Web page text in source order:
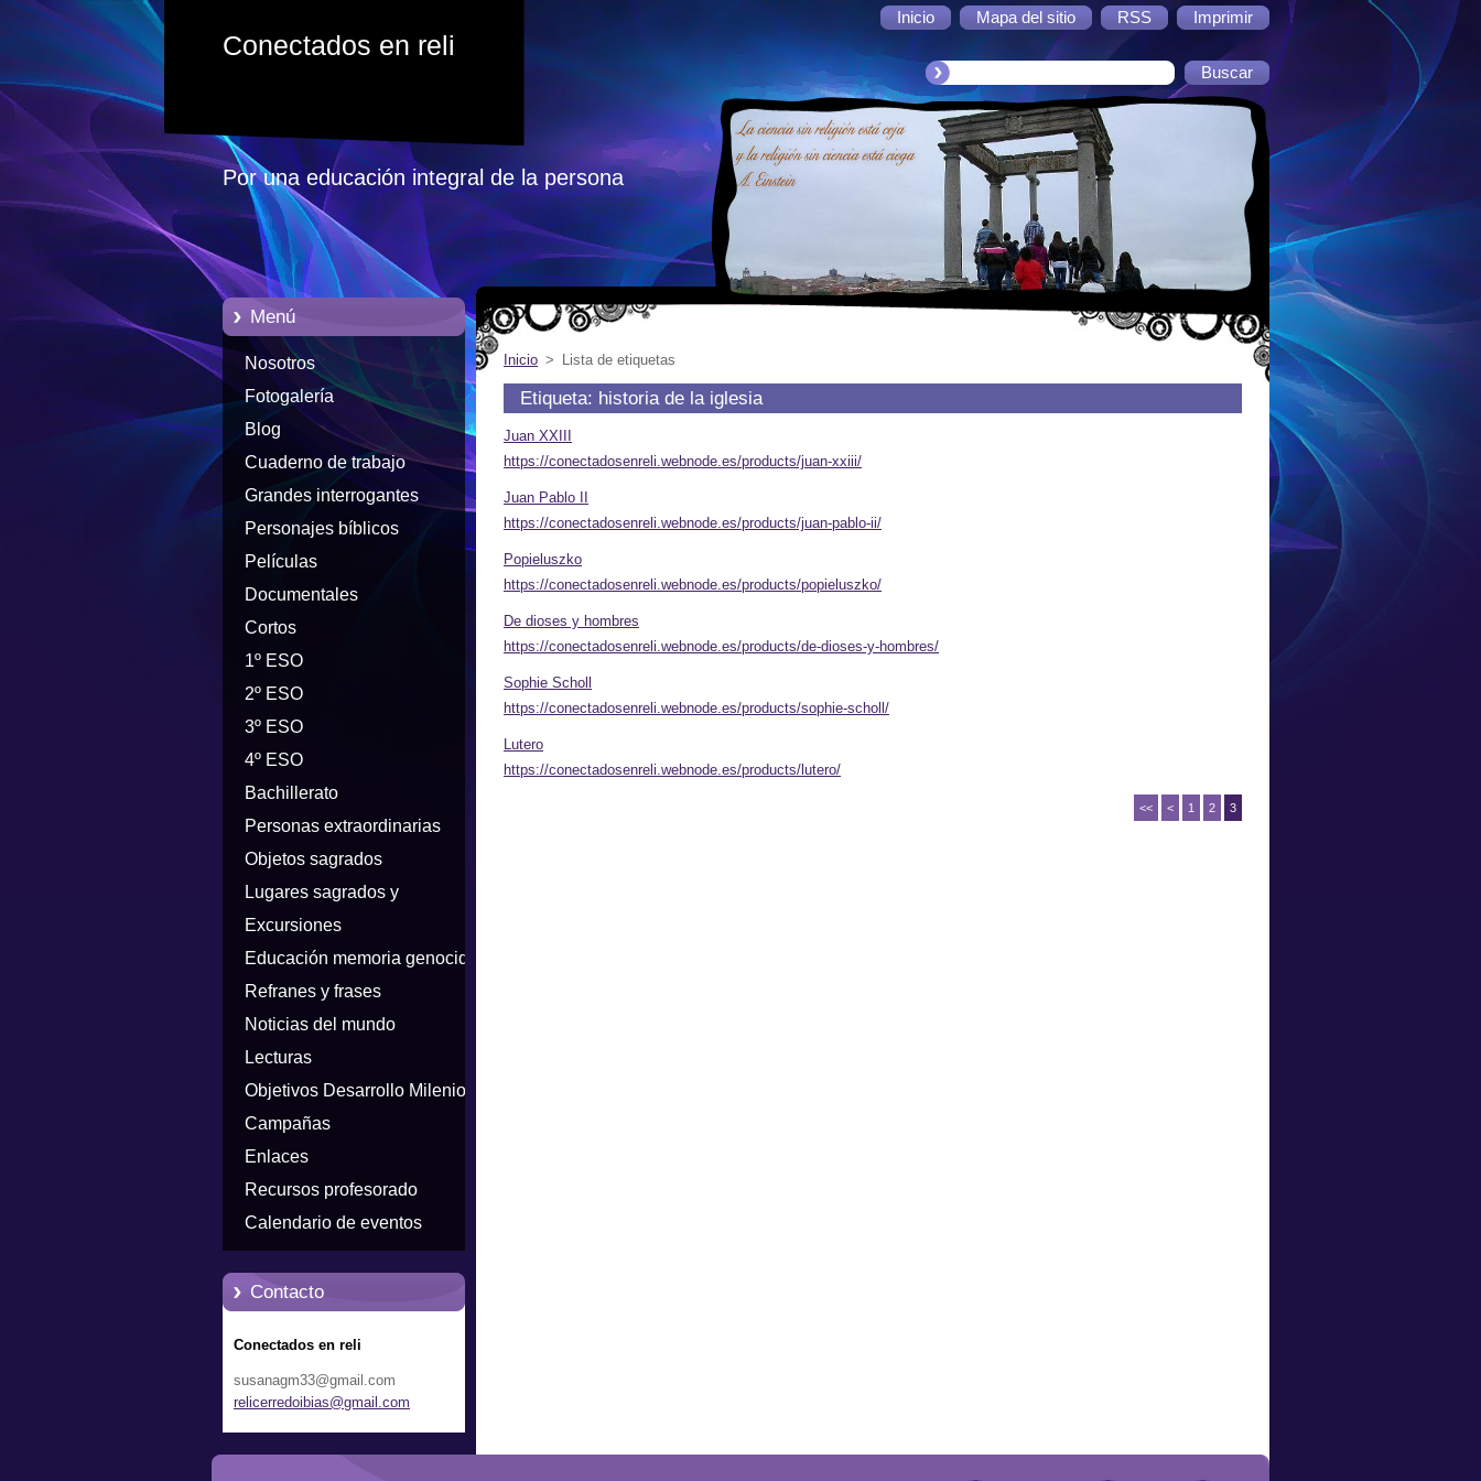
Inicio Mapa del sitio RSS Imprimir
Conectados en reli
Por una educación integral de la persona
Menú
Nosotros
Fotogalería
Blog
Cuaderno de trabajo
Grandes interrogantes
Personajes bíblicos
Películas
Documentales
Cortos
1º ESO
2º ESO
3º ESO
4º ESO
Bachillerato
Personas extraordinarias
Objetos sagrados
Lugares sagrados y
peregrinaciones
Excursiones
Educación memoria genocidios
Refranes y frases
Noticias del mundo
Lecturas
Objetivos Desarrollo Milenio
Campañas
Enlaces
Recursos profesorado
Calendario de eventos
Contacto
Conectados en reli
susanagm33@gmail.com
relicerredoibias@gmail.com
Inicio > Lista de etiquetas
Etiqueta: historia de la iglesia
Juan XXIII
https://conectadosenreli.webnode.es/products/juan-xxiii/
Juan Pablo II
https://conectadosenreli.webnode.es/products/juan-pablo-ii/
Popieluszko
https://conectadosenreli.webnode.es/products/popieluszko/
De dioses y hombres
https://conectadosenreli.webnode.es/products/de-dioses-y-hombres/
Sophie Scholl
https://conectadosenreli.webnode.es/products/sophie-scholl/
Lutero
https://conectadosenreli.webnode.es/products/lutero/
<< < 1 2 3